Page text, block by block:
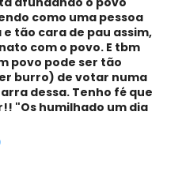
como uma pessoa
tão cara de pau assim,
com o povo. E tbm
povo pode ser tão
burro) de votar numa
dessa. Tenho fé que
"Os humilhado um dia